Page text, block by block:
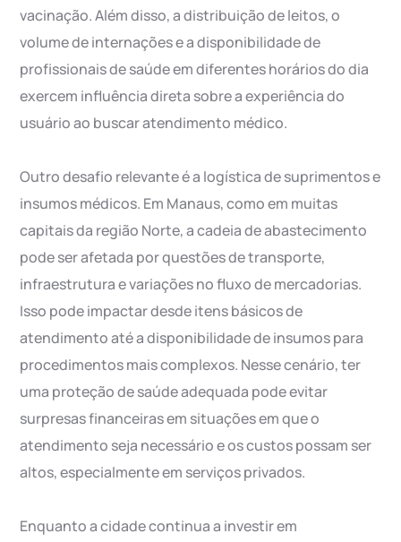
vacinação. Além disso, a distribuição de leitos, o
volume de internações e a disponibilidade de
profissionais de saúde em diferentes horários do dia
exercem influência direta sobre a experiência do
usuário ao buscar atendimento médico.
Outro desafio relevante é a logística de suprimentos e
insumos médicos. Em Manaus, como em muitas
capitais da região Norte, a cadeia de abastecimento
pode ser afetada por questões de transporte,
infraestrutura e variações no fluxo de mercadorias.
Isso pode impactar desde itens básicos de
atendimento até a disponibilidade de insumos para
procedimentos mais complexos. Nesse cenário, ter
uma proteção de saúde adequada pode evitar
surpresas financeiras em situações em que o
atendimento seja necessário e os custos possam ser
altos, especialmente em serviços privados.
Enquanto a cidade continua a investir em